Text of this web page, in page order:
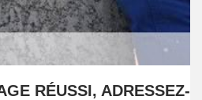
RÉUSSI, ADRESSEZ-